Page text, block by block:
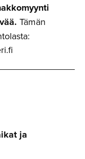
Tämän
ja